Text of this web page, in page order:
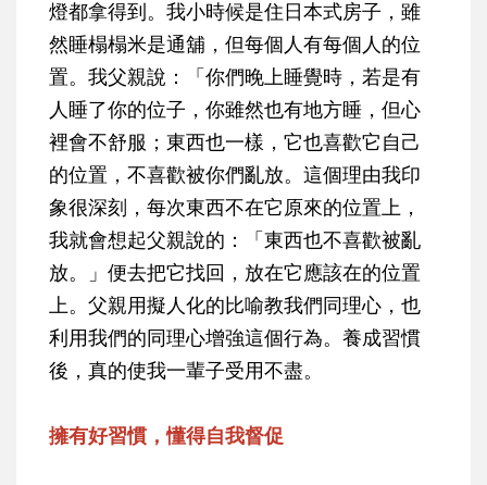
燈都拿得到。我小時候是住日本式房子，雖
然睡榻榻米是通舖，但每個人有每個人的位
置。我父親說：「你們晚上睡覺時，若是有
人睡了你的位子，你雖然也有地方睡，但心
裡會不舒服；東西也一樣，它也喜歡它自己
的位置，不喜歡被你們亂放。這個理由我印
象很深刻，每次東西不在它原來的位置上，
我就會想起父親說的：「東西也不喜歡被亂
放。」便去把它找回，放在它應該在的位置
上。父親用擬人化的比喻教我們同理心，也
利用我們的同理心增強這個行為。養成習慣
後，真的使我一輩子受用不盡。
擁有好習慣，懂得自我督促